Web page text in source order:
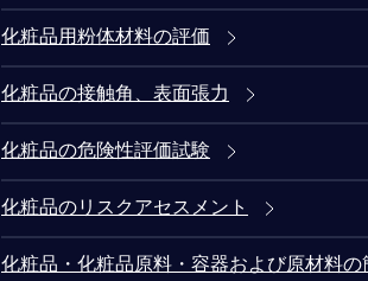
化粧品用粉体材料の評価
化粧品の接触角、表面張力
化粧品の危険性評価試験
化粧品のリスクアセスメント
化粧品・化粧品原料・容器および原材料の